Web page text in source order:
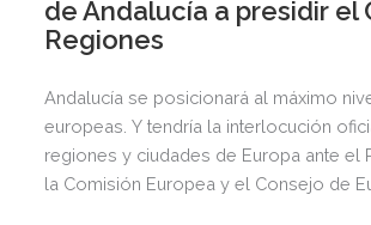
de Andalucía a presidir el
Regiones
Andalucía se posicionará al máximo
europeas. Y tendría la interlocución oficial de todas las
regiones y ciudades de Europa ante el
la Comisión Europea y el Consejo de